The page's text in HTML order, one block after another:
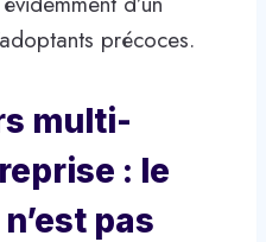
précoces.
multi-
: le
pas